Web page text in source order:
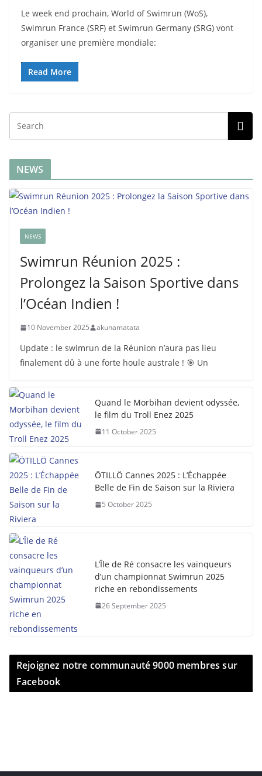
Le week end prochain, World of Swimrun (WoS),
Swimrun France (SRF) et Swimrun Germany (SRG) vont
organiser une première mondiale:
Read More
NEWS
NEWS
Swimrun Réunion 2025 :
Prolongez la Saison Sportive dans
l’Océan Indien !
10 November 2025 akunamatata
Update : le swimrun de la Réunion n’aura pas lieu
finalement dû à une forte houle australe ! 🎯 Un
Quand le Morbihan devient odyssée,
le film du Troll Enez 2025
11 October 2025
ÖTILLÖ Cannes 2025 : L’Échappée
Belle de Fin de Saison sur la Riviera
5 October 2025
L’Île de Ré consacre les vainqueurs
d’un championnat Swimrun 2025
riche en rebondissements
26 September 2025
Rejoignez notre communauté 9000 membres sur
Facebook